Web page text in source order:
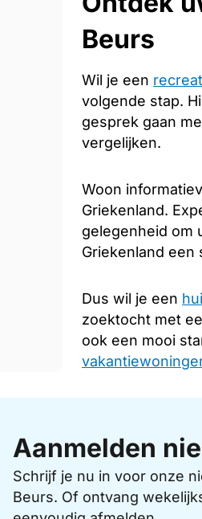
Beurs
Wil je een
volgende stap.
gesprek gaan
vergelijken.
Woon
Griekenland.
gelegenheid om
Griekenland een
Dus wil je een
zoektocht met
ook een mooi
Aanmelden
Schrijf je nu in voor onze
Beurs. Of ontvang